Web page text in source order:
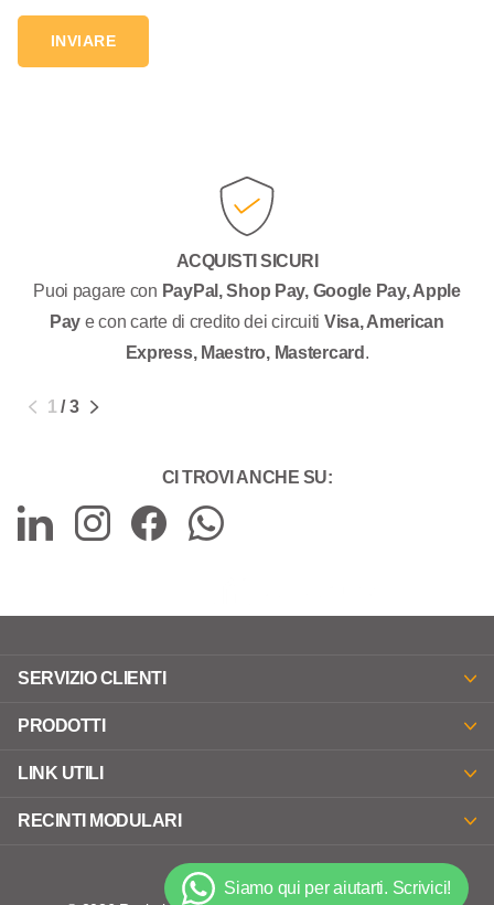
INVIARE
ACQUISTI SICURI
Puoi pagare con PayPal, Shop Pay, Google Pay, Apple
Pay e con carte di credito dei circuiti Visa, American
Express, Maestro, Mastercard .
1 /3
CI TROVI ANCHE SU:
SERVIZIO CLIENTI
PRODOTTI
LINK UTILI
RECINTI MODULARI